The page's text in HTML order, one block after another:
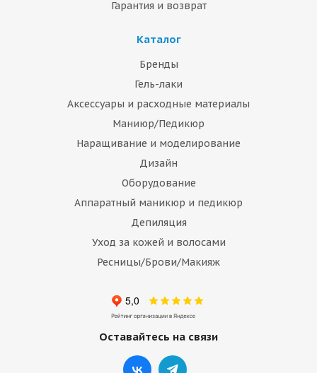
Гарантия и возврат
Каталог
Бренды
Гель-лаки
Аксессуары и расходные материалы
Маниюр/Педикюр
Наращивание и моделирование
Дизайн
Оборудование
Аппаратный маникюр и педикюр
Депиляция
Уход за кожей и волосами
Ресницы/Брови/Макияж
Оставайтесь на связи